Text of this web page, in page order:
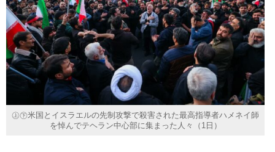
㊤㊦米国とイスラエルの先制攻撃で殺害された最高指導者ハメネイ師
を悼んでテヘラン中心部に集まった人々（1日）